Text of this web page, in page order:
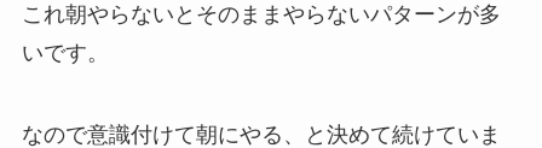
これ朝やらないとそのままやらないパターンが多
いです。
なので意識付けて朝にやる、と決めて続けていま